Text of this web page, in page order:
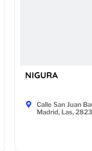
NIGURA
Calle San Juan
Madrid, Las,